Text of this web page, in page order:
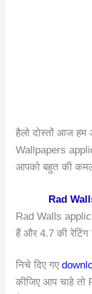
हैलो दोस्तों आज
Wallpapers
आपको बहुत की
Rad
Rad Walls
हैं और 4.7 की रेटिंग
निचे दिए गए
कीजिए आप चाहे